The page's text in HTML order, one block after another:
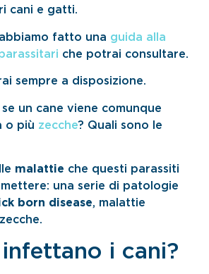
cani e gatti.
fatto una guida alla
che potrai consultare.
sempre a disposizione.
un cane viene comunque
o più zecche? Quali sono le
malattie che questi parassiti
una serie di patologie
born disease, malattie
i cani?